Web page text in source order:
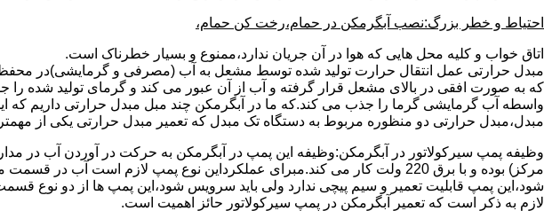
احتیاط و خطر بزرگ:نصب آبگرمکن در حمام،رخت کن حمام،
اتاق خواب و کلیه محل هایی که هوا در آن جریان ندارد،ممنوع و بسیار خطرناک است.
مبدل حرارتی عمل انتقال حرارت تولید شده توسط مشعل به آب (مصرفی و گرمایشی)در
که به صورت افقی در بالای مشعل قرار گرفته و آب از آن عبور می کند و گرمای تولید شده
واسطه آب گرمایشی گرما را جذب می کند.که ما در آبگرمکن چند مبل مبدل حرارتی داریم که
مبدل،مبدل حرارتی دو منظوره مربوط به دستگاه تک مبدل که تعمیر مبدل حرارتی یکی از
وظیفه پمپ سیرکولاتور در آبگرمکن:وظیفه این پمپ در آبگرمکن به حرکت در آوردن آب در
مرکز) بوده و با برق 220 ولت کار می کند.مبرای عملکرداین نوع پمپ لازم
شود،این پمپ قابلیت تعمیر و سیم پیچی ندارد ولی باید سرویس شود،این پمپ ها از دو نوع
لازم به ذکر است که تعمیر آبگرمکن در پمپ سیرکولاتور حائز اهمیت است.